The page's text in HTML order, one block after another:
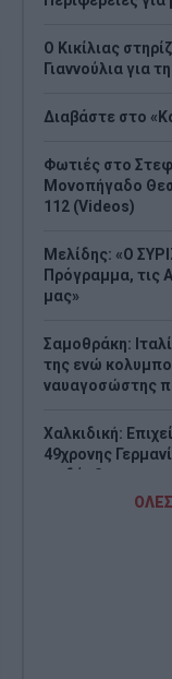
Ο Κικίλιας
Γιαννούλια για
Διαβάστε στο
Φωτιές στο
Μονοπήγαδο
112 (Videos)
Μελίδης: «Ο
Πρόγραμμα, τις
μας»
Σαμοθράκη:
της ενώ
ναυαγοσώστης
Χαλκιδική:
49χρονης
σε δύσβατο